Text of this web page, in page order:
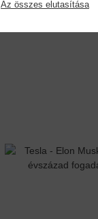
Az összes elutasítása